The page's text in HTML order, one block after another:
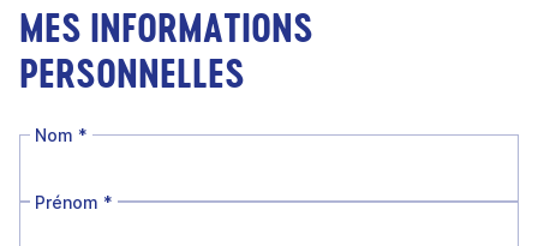
MES INFORMATIONS
PERSONNELLES
Nom *
Prénom *